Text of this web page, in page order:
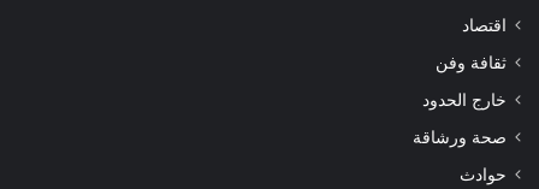
اقتصاد
ثقافة وفن
خارج الحدود
صحة ورشاقة
حوادث